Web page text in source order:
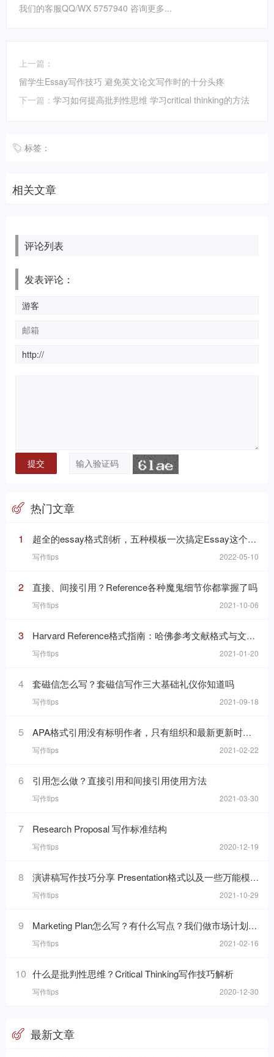
我们的客服QQ/WX 5757940 咨询更多...
上一篇：
留学生Essay写作技巧 避免英文论文写作时的十分头疼
下一篇： 学习如何提高批判性思维 学习critical thinking的方法
标签：
相关文章
评论列表
发表评论：
热门文章
1 超全的essay格式剖析，五种模板一次搞定Essay这个“八股文”
写作tips 2022-05-10
2 直接、间接引用？Reference各种魔鬼细节你都掌握了吗
写作tips 2021-10-06
3 Harvard Reference格式指南：哈佛参考文献格式与文内引用格式
写作tips 2021-01-20
4 套磁信怎么写？套磁信写作三大基础礼仪你知道吗
写作tips 2021-09-18
5 APA格式引用没有标明作者，只有组织和最新更新时间的网页，在reference list里要怎么写
写作tips 2021-02-22
6 引用怎么做？直接引用和间接引用使用方法
写作tips 2021-03-30
7 Research Proposal 写作标准结构
写作tips 2020-12-19
8 演讲稿写作技巧分享 Presentation格式以及一些万能模板句分享
写作tips 2021-10-29
9 Marketing Plan怎么写？有什么写点？我们做市场计划的目的是什么呢？
写作tips 2021-02-16
10 什么是批判性思维？Critical Thinking写作技巧解析
写作tips 2020-12-30
最新文章